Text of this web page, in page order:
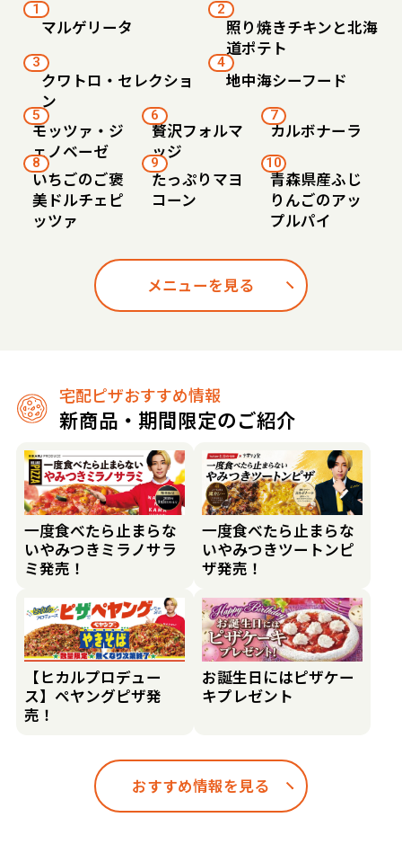
1
マルゲリータ
2
照り焼きチキンと北海
道ポテト
3
クワトロ・セレクショ
ン
4
地中海シーフード
5
モッツァ・ジ
ェノベーゼ
6
贅沢フォルマ
ッジ
7
カルボナーラ
8
いちごのご褒
美ドルチェピ
ッツァ
9
たっぷりマヨ
コーン
10
青森県産ふじ
りんごのアッ
プルパイ
メニューを見る
宅配ピザおすすめ情報
新商品・期間限定のご紹介
一度食べたら止まらな
いやみつきミラノサラ
ミ発売！
一度食べたら止まらな
いやみつきツートンピ
ザ発売！
【ヒカルプロデュー
ス】ペヤングピザ発
売！
お誕生日にはピザケー
キプレゼント
おすすめ情報を見る